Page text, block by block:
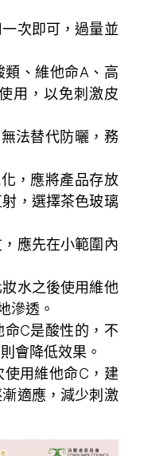
次即可，過量並
、維他命A、高
用，以免刺激皮
法替代防曬，務
，應將產品存放
，選擇茶色玻璃
應先在小範圍內
水之後使用維他
滲透。
C是酸性的，不
會降低效果。
用維他命C，建
適應，減少刺激